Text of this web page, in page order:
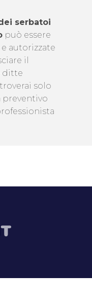
serbatoi
può essere
autorizzate
il
ditte
solo
preventivo